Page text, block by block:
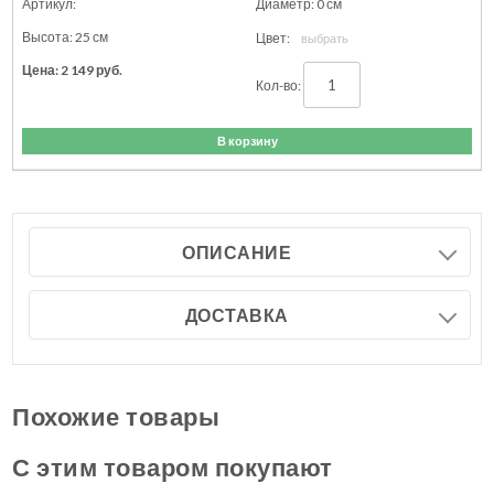
0см
25 см
2 149руб.
В корзину
ОПИСАНИЕ
ДОСТАВКА
Похожие товары
С этим товаром покупают